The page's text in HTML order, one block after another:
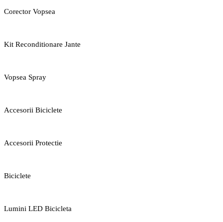
Corector Vopsea
Kit Reconditionare Jante
Vopsea Spray
Accesorii Biciclete
Accesorii Protectie
Biciclete
Lumini LED Bicicleta